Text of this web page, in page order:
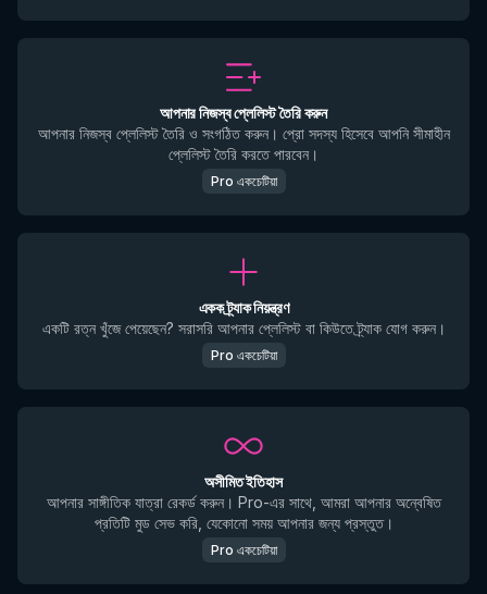
আপনার নিজস্ব প্লেলিস্ট তৈরি করুন
আপনার নিজস্ব প্লেলিস্ট তৈরি ও সংগঠিত করুন। প্রো সদস্য হিসেবে আপনি সীমাহীন
প্লেলিস্ট তৈরি করতে পারবেন।
Pro একচেটিয়া
একক ট্র্যাক নিয়ন্ত্রণ
একটি রত্ন খুঁজে পেয়েছেন? সরাসরি আপনার প্লেলিস্ট বা কিউতে ট্র্যাক যোগ করুন।
Pro একচেটিয়া
অসীমিত ইতিহাস
আপনার সাঙ্গীতিক যাত্রা রেকর্ড করুন। Pro-এর সাথে, আমরা আপনার অন্বেষিত
প্রতিটি মুড সেভ করি, যেকোনো সময় আপনার জন্য প্রস্তুত।
Pro একচেটিয়া